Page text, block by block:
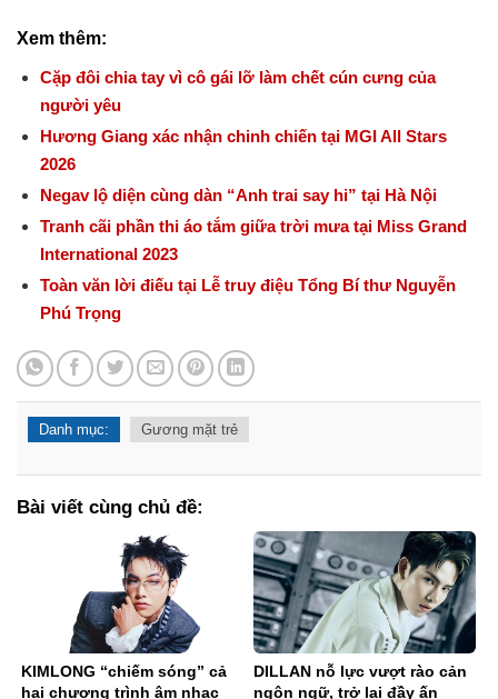
Xem thêm:
Cặp đôi chia tay vì cô gái lỡ làm chết cún cưng của
người yêu
Hương Giang xác nhận chinh chiến tại MGI All Stars
2026
Negav lộ diện cùng dàn “Anh trai say hi” tại Hà Nội
Tranh cãi phần thi áo tắm giữa trời mưa tại Miss Grand
International 2023
Toàn văn lời điếu tại Lễ truy điệu Tổng Bí thư Nguyễn
Phú Trọng
Danh mục: Gương mặt trẻ
Bài viết cùng chủ đề:
KIMLONG “chiếm sóng” cả
hai chương trình âm nhạc
DILLAN nỗ lực vượt rào cản
ngôn ngữ, trở lại đầy ấn